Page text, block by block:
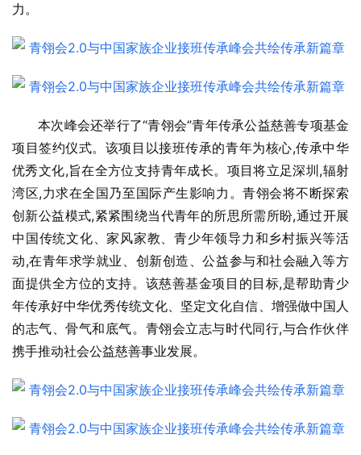
力。
本次峰会还举行了“青翎会”青年传承公益慈善专项基金
项目签约仪式。该项目以接班传承的青年为核心,传承中华
优秀文化,旨在全方位支持青年成长。项目将立足深圳,辐射
湾区,力求在全国乃至国际产生影响力。青翎会将不断探索
创新公益模式,紧紧围绕当代青年的所思所需所盼,通过开展
中国传统文化、家风家教、青少年领导力和乡村振兴等活
动,在青年求学就业、创新创造、公益参与和社会融入等方
面提供全方位的支持。该慈善基金项目的目标,是帮助青少
年传承好中华优秀传统文化、坚定文化自信、增强做中国人
的志气、骨气和底气。青翎会立志与时代同行,与合作伙伴
携手推动社会公益慈善事业发展。